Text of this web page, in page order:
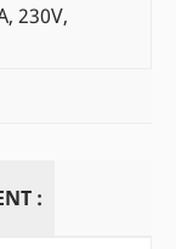
230V,
: